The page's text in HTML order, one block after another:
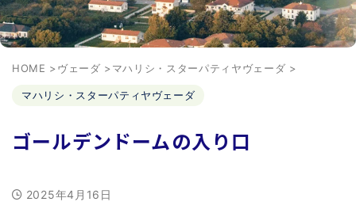
HOME >ヴェーダ >マハリシ・スターパティヤヴェーダ >
マハリシ・スターパティヤヴェーダ
ゴールデンドームの入り口
2025年4月16日